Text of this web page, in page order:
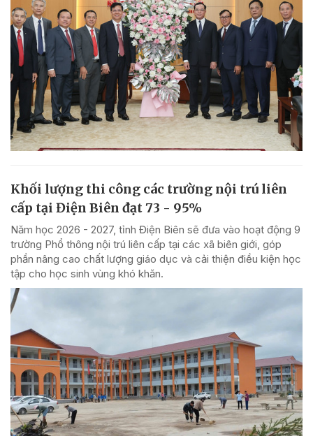
Khối lượng thi công các trường nội trú liên
cấp tại Điện Biên đạt 73 - 95%
Năm học 2026 - 2027, tỉnh Điện Biên sẽ đưa vào hoạt động 9
trường Phổ thông nội trú liên cấp tại các xã biên giới, góp
phần nâng cao chất lượng giáo dục và cải thiện điều kiện học
tập cho học sinh vùng khó khăn.